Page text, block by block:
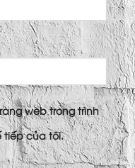
web trong trình
tiếp của tôi.